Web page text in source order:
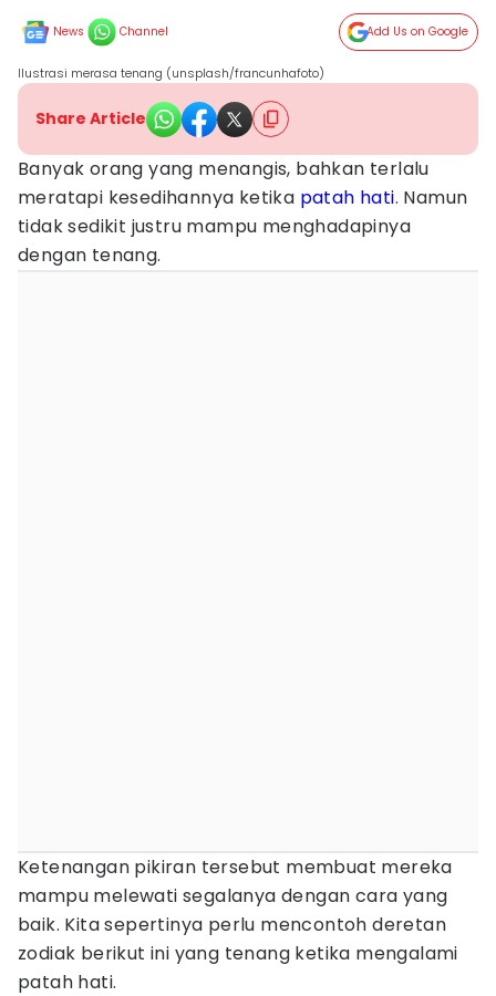
News Channel Add Us on Google
Ilustrasi merasa tenang (unsplash/francunhafoto)
Share Article
Banyak orang yang menangis, bahkan terlalu
meratapi kesedihannya ketika patah hati. Namun
tidak sedikit justru mampu menghadapinya
dengan tenang.
Ketenangan pikiran tersebut membuat mereka
mampu melewati segalanya dengan cara yang
baik. Kita sepertinya perlu mencontoh deretan
zodiak berikut ini yang tenang ketika mengalami
patah hati.